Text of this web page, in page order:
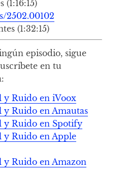
(1:16:15)
2502.00102
(1:32:15)
episodio, sigue
en tu
y Ruido en iVoox
y Ruido en Amautas
y Ruido en Spotify
y Ruido en Apple
y Ruido en Amazon